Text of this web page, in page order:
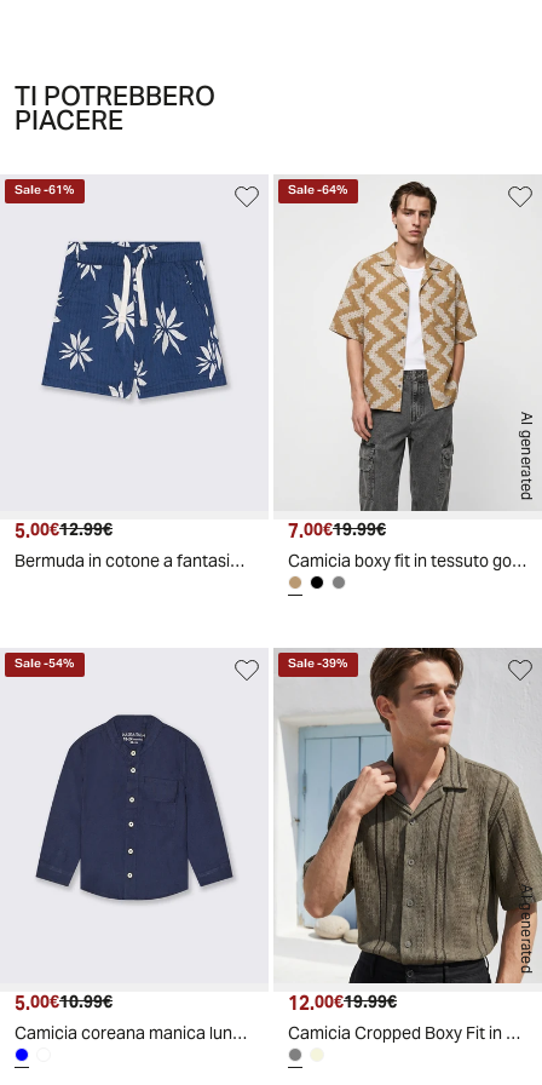
TI POTREBBERO
PIACERE
Sale-61%
Prezzo attuale
5.00€ Prezzo originale
12.99€
Bermuda in cotone a fantasia con tasche - Blu
AI generated
Sale-64%
Prezzo attuale
7.00€ Prezzo originale
19.99€
Camicia boxy fit in tessuto goffrato - Cammello
Sale-54%
Prezzo attuale
5.00€ Prezzo originale
10.99€
Camicia coreana manica lunga tinta unita - Blu
AI generated
Sale-39%
Prezzo attuale
12.00€ Prezzo originale
19.99€
Camicia Cropped Boxy Fit in Crochet - Grigio fango